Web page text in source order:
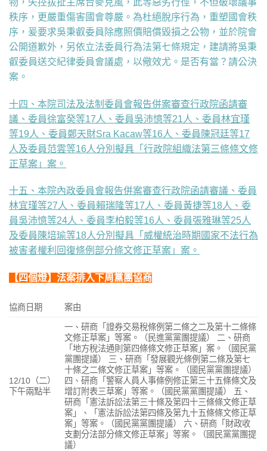
秩序，更嚴重傷害國會尊嚴。為杜絕脫序行為，重塑國會秩
序，爰要求吳秉叡委員除應照價賠償毀損之公物，並於院會
公開道歉外，另依立法委員行為法第七條規定，建請將吳秉
叡委員送交紀律委員會議處，以儆效尤。是否有當？請公決
案。
十四、本院司法及法制委員會報告併案審查行政院函請審
議、委員徐富癸等17人、委員吳沛憶等21人、委員林宜瑾
等19人、委員鄭天財Sra Kacaw等16人、委員陳冠廷等17
人及委員范雲等16人分別擬具「行政院組織法第三條條文修
正草案」案。
十五、本院內政委員會報告併案審查行政院函請審議、委員
林宜瑾等27人、委員賴瑞隆等17人、委員黃捷等18人、委
員吳沛憶等24人、委員李柏毅等16人、委員張雅琳等25人
及委員陳培瑜等18人分別擬具「威權統治時期國家不法行為
被害者權利回復條例部分條文修正草案」案。
【四個燈】法案排入下周黨團協商
協商日期 案由
12/10（二）
下午兩點半
一、研商「證券交易稅條例第二條之二及第十二條條
文修正草案」等案。（民進黨黨團提議） 二、研商
「地方稅法通則第四條條文修正草案」案。（國民黨
黨團提議） 三、研商「發展觀光條例第二條及第七
十條之二條文修正草案」等案。（國民黨黨團提議）
四、研商「警察人員人事條例修正第三十五條條文及
增訂附表三草案」等案。（國民黨黨團提議） 五、
研商「憲法訴訟法第三十條及第四十三條條文修正草
案」、「憲法訴訟法第四條及第九十五條條文修正草
案」等案。（國民黨黨團提議） 六、研商「財政收
支劃分法部分條文修正草案」等案。（國民黨黨團提
議）